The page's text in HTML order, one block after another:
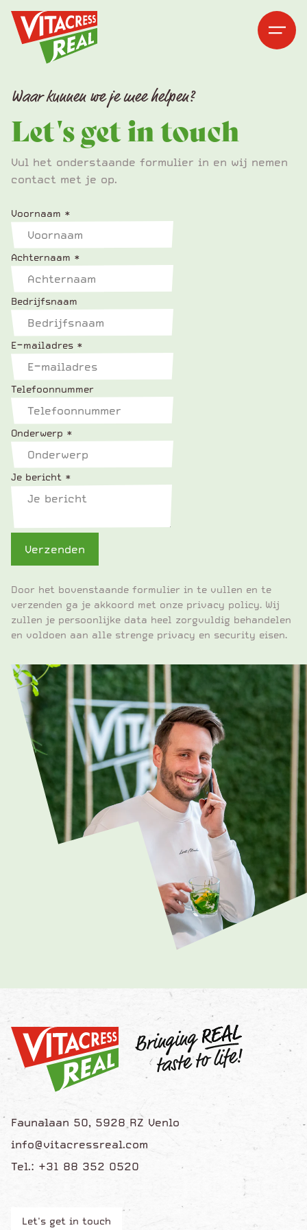
Vitacress Real Open
Vitacress Real Open
Waar kunnen we je mee helpen?
Let's get in touch
Vul het onderstaande formulier in en wij nemen
contact met je op.
Voornaam *
Achternaam *
Bedrijfsnaam
E-mailadres *
Telefoonnummer
Onderwerp *
Je bericht *
Verzenden
Door het bovenstaande formulier in te vullen en te
verzenden ga je akkoord met onze privacy policy. Wij
zullen je persoonlijke data heel zorgvuldig behandelen
en voldoen aan alle strenge privacy en security eisen.
Faunalaan 50, 5928 RZ Venlo
info@vitacressreal.com
Tel.: +31 88 352 0520
Let's get in touch